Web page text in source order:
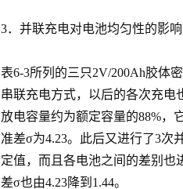
3．并联充电对电池均匀性的影响
表6-3所列的三只2V/200Ah胶体
串联充电方式，以后的各次充电
放电容量约为额定容量的88%，
准差σ为4.23。此后又进行了3次
定值，而且各电池之间的差别也
差σ也由4.23降到1.44。